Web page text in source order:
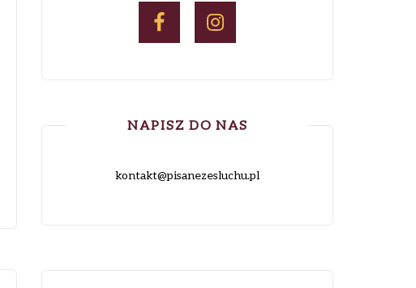
NAPISZ DO NAS
kontakt@pisanezesluchu.pl